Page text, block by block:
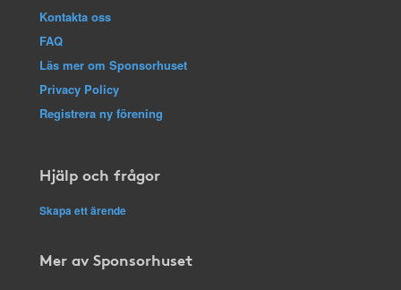
Kontakta oss
FAQ
Läs mer om Sponsorhuset
Privacy Policy
Registrera ny förening
Hjälp och frågor
Skapa ett ärende
Mer av Sponsorhuset